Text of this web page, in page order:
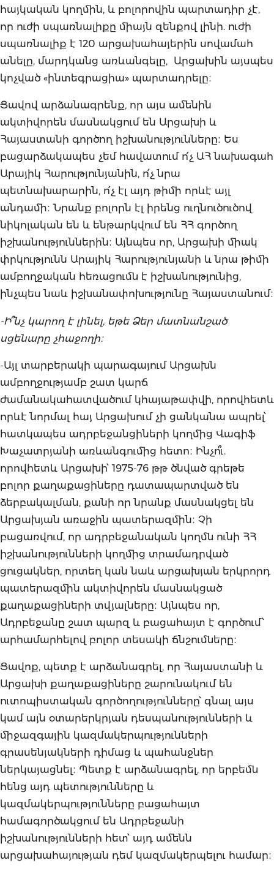
հայկական կողմին, և բոլորովին պարտադիր չէ,
որ ուժի սպառնալիքը միայն զենքով լինի. ուժի
սպառնալիք է 120 արցախահայերին սովամահ
անելը, մարդկանց առևանգելը, Արցախին այսպես
կոչված «ինտեգրացիա» պարտադրելը։
Ցավով արձանագրենք, որ այս ամենին
ակտիվորեն մասնակցում են Արցախի և
Հայաստանի գործող իշխանությունները։ Ես
բացարձակապես չեմ հավատում ո՛չ ԱՀ նախագահ
Արայիկ Հարությունյանին, ո՛չ նրա
պետնախարարին, ո՛չ էլ այդ թիմի որևէ այլ
անդամի։ Նրանք բոլորն էլ իրենց ուղնուծուծով
նիկոլական են և ենթարկվում են ՀՀ գործող
իշխանություններին։ Այնպես որ, Արցախի միակ
փրկությունն Արայիկ Հարությունյանի և նրա թիմի
ամբողջական հեռացումն է իշխանությունից,
ինչպես նաև իշխանափոխությունը Հայաստանում։
-Ի՞նչ կարող է լինել, եթե Ձեր մատնանշած
սցենարը չհաջողի։
-Այլ տարբերակի պարագայում Արցախն
ամբողջությամբ շատ կարճ
ժամանակահատվածում կհայաթափվի, որովհետև
որևէ նորմալ հայ Արցախում չի ցանկանա ապրել՝
հատկապես ադրբեջանցիների կողմից Վագիֆ
Խաչատրյանի առևանգումից հետո։ Ինչո՞ւ.
որովհետև Արցախի՝ 1975-76 թթ ծնված գրեթե
բոլոր քաղաքացիները դատապարտված են
ձերբակալման, քանի որ նրանք մասնակցել են
Արցախյան առաջին պատերազմին։ Չի
բացառվում, որ ադրբեջանական կողմն ունի ՀՀ
իշխանությունների կողմից տրամադրված
ցուցակներ, որտեղ կան նաև արցախյան երկրորդ
պատերազմին ակտիվորեն մասնակցած
քաղաքացիների տվյալները։ Այնպես որ,
Ադրբեջանը շատ պարզ և բացահայտ է գործում՝
արհամարհելով բոլոր տեսակի ճնշումները։
Ցավոք, պետք է արձանագրել, որ Հայաստանի և
Արցախի քաղաքացիները շարունակում են
ուտոպիստական գործողությունները՝ գնալ այս
կամ այն օտարերկրյան դեսպանությունների և
միջազգային կազմակերպությունների
գրասենյակների դիմաց և պահանջներ
ներկայացնել։ Պետք է արձանագրել, որ երբեմն
հենց այդ պետությունները և
կազմակերպությունները բացահայտ
համագործակցում են Ադրբեջանի
իշխանությունների հետ՝ այդ ամենն
արցախահայության դեմ կազմակերպելու համար։